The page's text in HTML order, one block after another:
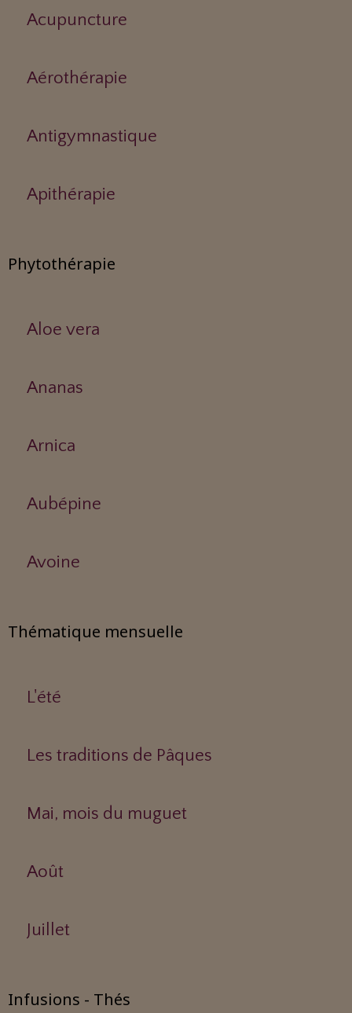
Acupuncture
Aérothérapie
Antigymnastique
Apithérapie
Phytothérapie
Aloe vera
Ananas
Arnica
Aubépine
Avoine
Thématique mensuelle
L'été
Les traditions de Pâques
Mai, mois du muguet
Août
Juillet
Infusions - Thés